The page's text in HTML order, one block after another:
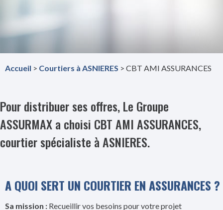
Accueil > Courtiers à ASNIERES > CBT AMI ASSURANCES
Pour distribuer ses offres, Le Groupe
ASSURMAX a choisi CBT AMI ASSURANCES,
courtier spécialiste à ASNIERES.
A QUOI SERT UN COURTIER EN ASSURANCES ?
Sa mission : Recueillir vos besoins pour votre projet